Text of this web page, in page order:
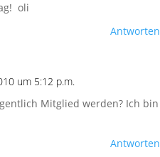
oli
Antworten
um 5:12 p.m.
Mitglied werden? Ich bin
Antworten